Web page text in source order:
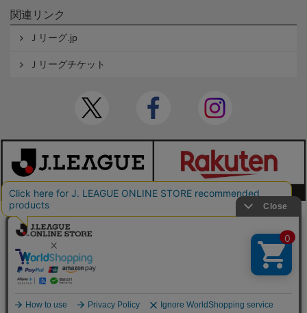
関連リンク
Ｊリーグ.jp
Ｊリーグチケット
本サイトで使用している文章・画像等の無断での複製・転載を禁止します。
© JAPAN PROFESSIONAL FOOTBALL LEAGUE Rakuten Group, Inc. ALL RIGHTS RE